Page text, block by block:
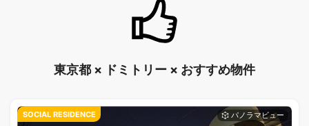
東京都 × ドミトリー × おすすめ物件
SOCIAL RESIDENCE